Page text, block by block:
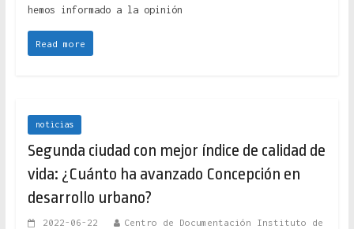
hemos informado a la opinión
Read more
noticias
Segunda ciudad con mejor índice de calidad de
vida: ¿Cuánto ha avanzado Concepción en
desarrollo urbano?
2022-06-22 Centro de Documentación Instituto de